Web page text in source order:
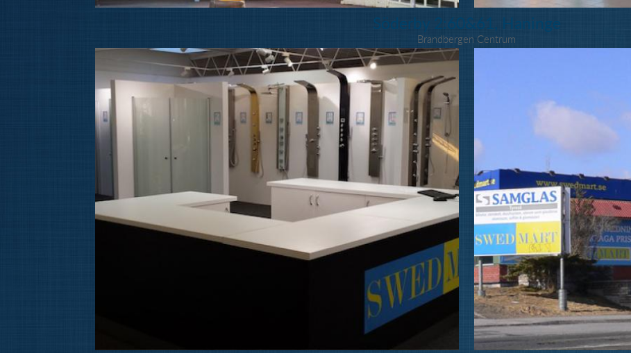
Söderby 2:60&61, Haninge
Brandbergen Centrum